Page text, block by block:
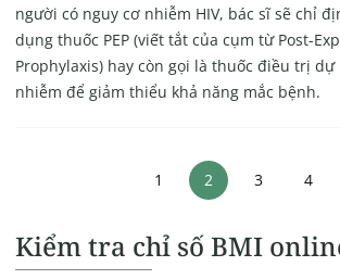
người có nguy cơ nhiễm HIV, bác sĩ sẽ chỉ
dụng thuốc PEP (viết tắt của cụm từ Post-
Prophylaxis) hay còn gọi là thuốc điều trị
nhiễm để giảm thiểu khả năng mắc bệnh.
1 2 3 4
Kiểm tra chỉ số BMI